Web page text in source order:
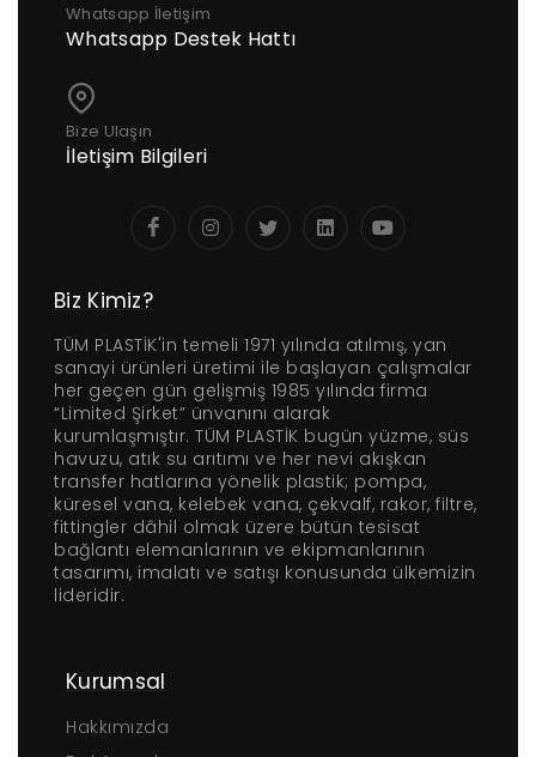
Whatsapp İletişim
Whatsapp Destek Hattı
Bize Ulaşın
İletişim Bilgileri
Biz Kimiz?
TÜM PLASTİK'in temeli 1971 yılında atılmış, yan
sanayi ürünleri üretimi ile başlayan çalışmalar
her geçen gün gelişmiş 1985 yılında firma
“Limited Şirket” ünvanını alarak
kurumlaşmıştır. TÜM PLASTİK bugün yüzme, süs
havuzu, atık su arıtımı ve her nevi akışkan
transfer hatlarına yönelik plastik; pompa,
küresel vana, kelebek vana, çekvalf, rakor, filtre,
fittingler dâhil olmak üzere bütün tesisat
bağlantı elemanlarının ve ekipmanlarının
tasarımı, imalatı ve satışı konusunda ülkemizin
lideridir.
Kurumsal
Hakkımızda